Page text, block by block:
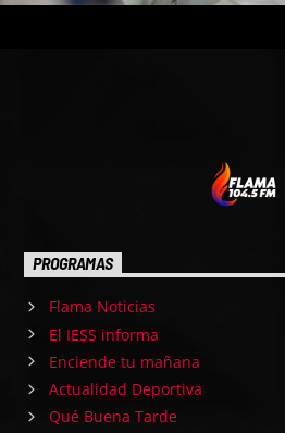
PROGRAMAS
Flama Noticias
El IESS informa
Enciende tu mañana
Actualidad Deportiva
Qué Buena Tarde